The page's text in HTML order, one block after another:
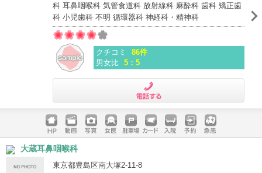
科 耳鼻咽喉科 気管食道科 放射線科 麻酔科 歯科 矯正歯
科 小児歯科 不明 循環器科 神経科・精神科
クチコミ
86件
男女比 5：5
ホームペ
ージ
動画 写真 女医 駐車場
クレジッ
入院 予約 急患
大蔵耳鼻咽喉科
東京都豊島区南大塚2-11-8